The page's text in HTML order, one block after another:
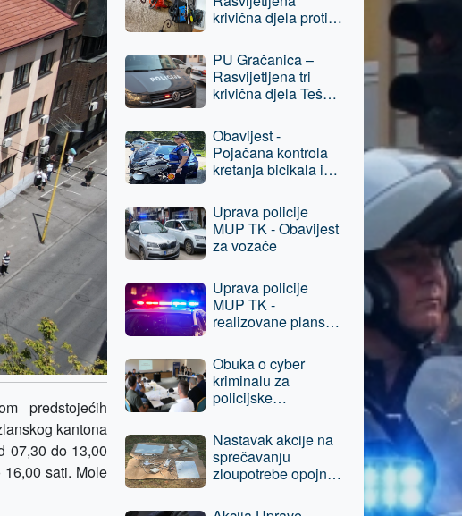
predstojećih
kantona
07,30 do 13,00
sati. Mole
oduzeta sloboda
krivična djela protiv
osoba lišena
slobode
PU Gračanica –
Rasvijetljena tri
krivična djela Teška
osumnjičenog lica
podneseni izvještaji
nadležnom
tužilaštvu
Obavijest -
Pojačana kontrola
kretanja bicikala i
u pješačkim
zonama grada Tuzla
Uprava policije
MUP TK - Obavijest
za vozače
Uprava policije
MUP TK -
realizovane planske
opojna droga
Obuka o cyber
kriminalu za
policijske
policije MUP TK-a i
Policije Brčko
distrikta BiH
Nastavak akcije na
sprečavanju
zloupotrebe opojnih
iz Tuzle oduzeta